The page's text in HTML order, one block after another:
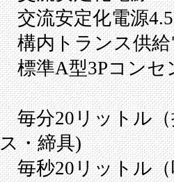
交流安定化電源
構内トランス供給
標準A型3Pコンセ
毎分20リットル（
・締具)
毎秒20リットル（